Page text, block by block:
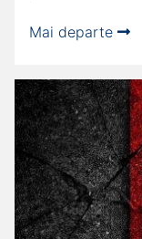
Mai departe